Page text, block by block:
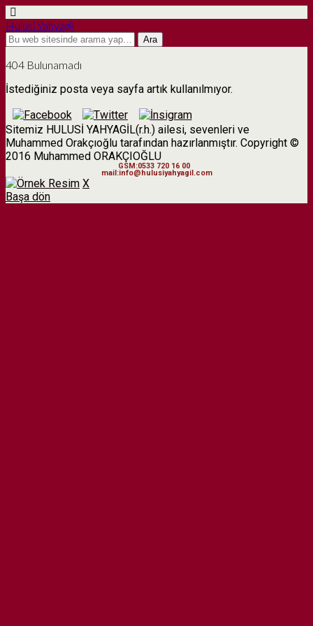
Hulusi Yahyagil
404 Bulunamadı
İstediğiniz posta veya sayfa artık kullanılmıyor.
Sitemiz HULUSİ YAHYAGİL(r.h.) ailesi, sevenleri ve
Muhammed Orakçıoğlu tarafından hazırlanmıştır. Copyright ©
2016 Muhammed ORAKÇIOĞLU
GSM:0533 720 16 00
mail:info@hulusiyahyagil.com
X
Başa dön